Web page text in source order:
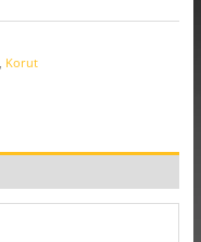
Korut